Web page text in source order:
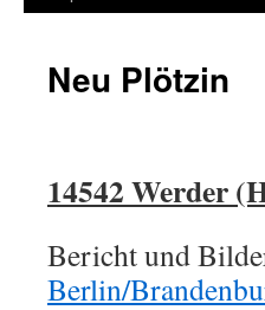
Neu Plötzin
14542 Werder
Bericht und
Berlin/